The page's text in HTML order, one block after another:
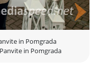
in Pomgrada
in Pomgrada